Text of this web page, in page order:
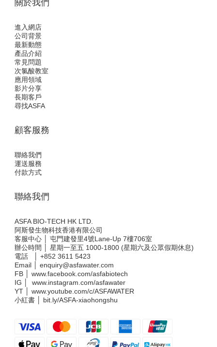
關於我們
進入網店
公司背景
最新動態
產品介紹
常見問題
次氯酸教室
應用領域
影片分享
長期客戶
尋找ASFA
顧客服務
聯絡我們
運送服務
付款方式
聯絡我們
ASFA BIO-TECH HK LTD.
阿斯發生物科技香港有限公司
客服中心 │ 屯門建發里4號Lane-Up 7樓706室
辦公時間 │ 星期一至五 1000-1800 (星期六及公眾假期休息)
電話 │ +852 3611 5423
Email │ enquiry@asfawater.com
FB │ www.facebook.com/asfabiotech
IG │ www.instagram.com/asfawater
YT │ www.youtube.com/c/ASFAWATER
小紅書 │ bit.ly/ASFA-xiaohongshu